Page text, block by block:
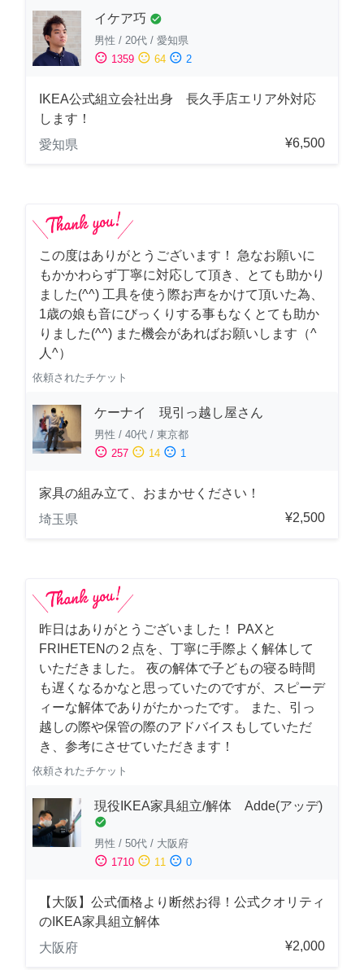
イケア巧 check_circle
男性 / 20代 / 愛知県
sentiment_satisfied 1359 sentiment_neutral 64 sentiment_dissatisfied 2
IKEA公式組立会社出身 長久手店エリア外対応
します！
愛知県
¥6,500
この度はありがとうございます！ 急なお願いに
もかかわらず丁寧に対応して頂き、とても助かり
ました(^^) 工具を使う際お声をかけて頂いた為、
1歳の娘も音にびっくりする事もなくとても助か
りました(^^) また機会があればお願いします（^
人^）
依頼されたチケット
ケーナイ 現引っ越し屋さん
男性 / 40代 / 東京都
sentiment_satisfied 257 sentiment_neutral 14 sentiment_dissatisfied 1
家具の組み立て、おまかせください！
埼玉県
¥2,500
昨日はありがとうございました！ PAXと
FRIHETENの２点を、丁寧に手際よく解体して
いただきました。 夜の解体で子どもの寝る時間
も遅くなるかなと思っていたのですが、スピーデ
ィーな解体でありがたかったです。 また、引っ
越しの際や保管の際のアドバイスもしていただ
き、参考にさせていただきます！
依頼されたチケット
現役IKEA家具組立/解体 Adde(アッデ)
check_circle
男性 / 50代 / 大阪府
sentiment_satisfied 1710 sentiment_neutral 11 sentiment_dissatisfied 0
【大阪】公式価格より断然お得！公式クオリティ
のIKEA家具組立解体
大阪府
¥2,000